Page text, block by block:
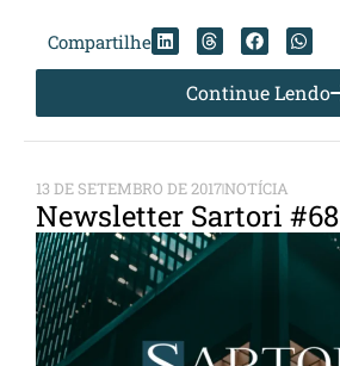
Compartilhe
Continue Lendo
13 DE SETEMBRO DE 2017NOTÍCIA
Newsletter Sartori #68